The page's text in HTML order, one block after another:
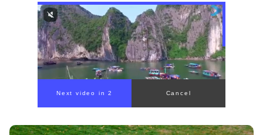
00:00/ 00:59